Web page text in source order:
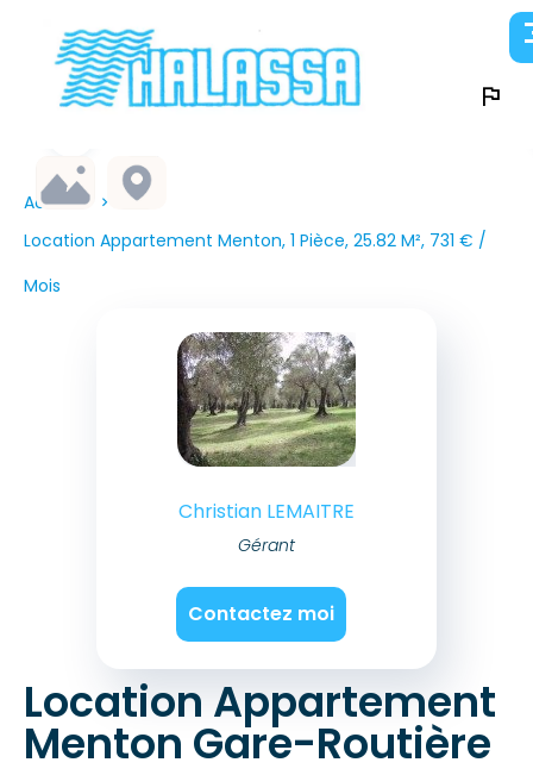
Accueil
Location Appartement Menton, 1 Pièce, 25.82 M², 731 € /
Mois
Christian LEMAITRE
Gérant
Contactez moi
Location Appartement
Menton Gare-Routière